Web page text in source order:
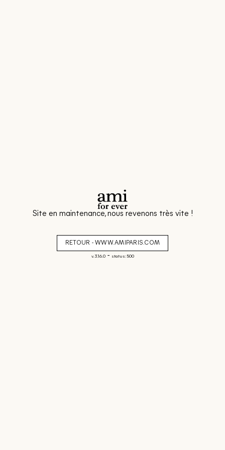
Site en maintenance, nous revenons très vite !
RETOUR - WWW.AMIPARIS.COM
v. 3.16.0- status: 500